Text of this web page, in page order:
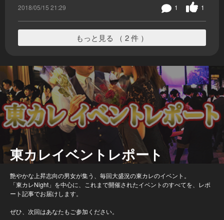
2018/05/15 21:29 1
1
もっと見る （ 2 件 ）
東カレイベントレポート
艶やかな上昇志向の男女が集う、毎回大盛況の東カレのイベント。
「東カレNight」を中心に、これまで開催されたイベントのすべてを、レポ
ート記事でお届けします。
ぜひ、次回はあなたもご参加ください。